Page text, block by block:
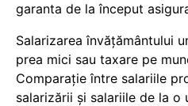
garanta de la început
Salarizarea învățământului
prea mici sau taxare pe
Comparație între salariile
salarizării și salariile de la o